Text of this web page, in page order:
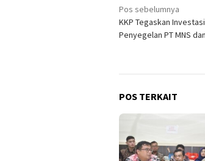
Navigasi
pos
Pos sebelumnya
KKP Tegaskan
Penyegelan PT MNS
POS TERKAIT